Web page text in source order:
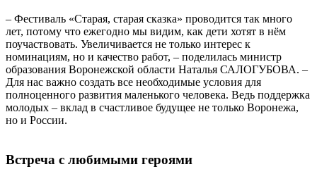
– Фестиваль «Старая, старая сказка» проводится так много
лет, потому что ежегодно мы видим, как дети хотят в нём
поучаствовать. Увеличивается не только интерес к
номинациям, но и качество работ, – поделилась министр
образования Воронежской области Наталья САЛОГУБОВА. –
Для нас важно создать все необходимые условия для
полноценного развития маленького человека. Ведь поддержка
молодых – вклад в счастливое будущее не только Воронежа,
но и России.
Встреча с любимыми героями